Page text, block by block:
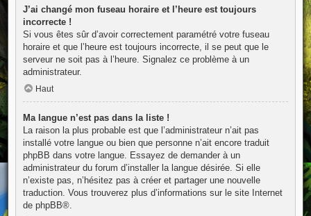
J’ai changé mon fuseau horaire et l’heure est toujours
incorrecte !
Si vous êtes sûr d’avoir correctement paramétré votre fuseau
horaire et que l’heure est toujours incorrecte, il se peut que le
serveur ne soit pas à l’heure. Signalez ce problème à un
administrateur.
Haut
Ma langue n’est pas dans la liste !
La raison la plus probable est que l’administrateur n’ait pas
installé votre langue ou bien que personne n’ait encore traduit
phpBB dans votre langue. Essayez de demander à un
administrateur du forum d’installer la langue désirée. Si elle
n’existe pas, n’hésitez pas à créer et partager une nouvelle
traduction. Vous trouverez plus d’informations sur le site Internet
de phpBB®.